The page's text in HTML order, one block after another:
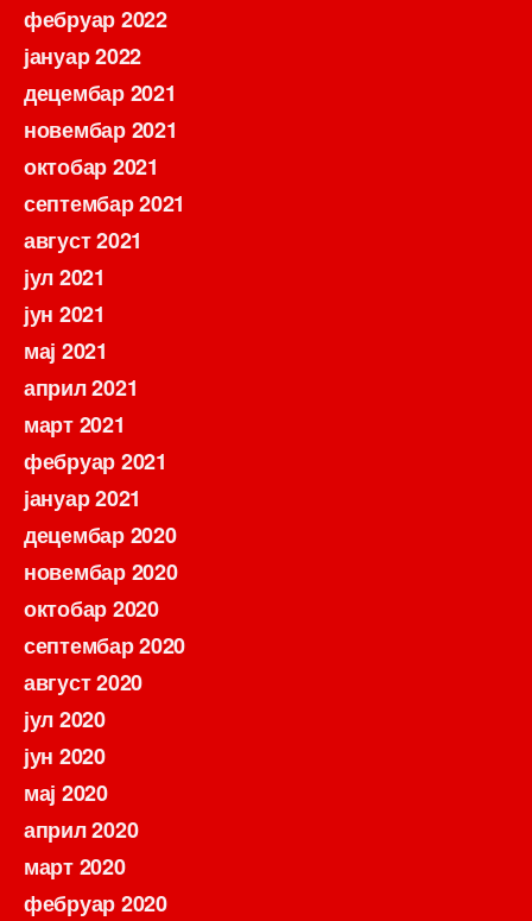
фебруар 2022
јануар 2022
децембар 2021
новембар 2021
октобар 2021
септембар 2021
август 2021
јул 2021
јун 2021
мај 2021
април 2021
март 2021
фебруар 2021
јануар 2021
децембар 2020
новембар 2020
октобар 2020
септембар 2020
август 2020
јул 2020
јун 2020
мај 2020
април 2020
март 2020
фебруар 2020